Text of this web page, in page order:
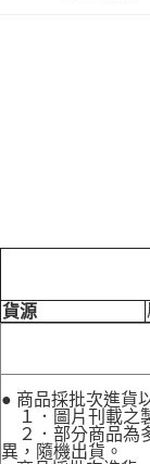
貨源
● 商品採批次進貨
１．圖片刊載之
２．部分商品為
異，隨機出貨。